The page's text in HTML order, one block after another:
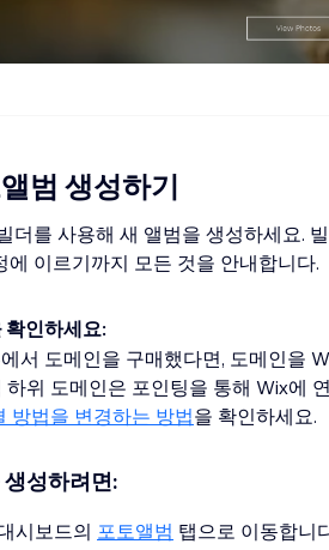
범 생성하기
더를 사용해 새 앨범을 생성하세요.
에 이르기까지 모든 것을 안내합니다.
확인하세요:
서 도메인을 구매했다면, 도메인을
하위 도메인은 포인팅을 통해 Wix에
방법을 변경하는 방법을 확인하세요.
성하려면:
시보드의 포토앨범 탭으로 이동합니